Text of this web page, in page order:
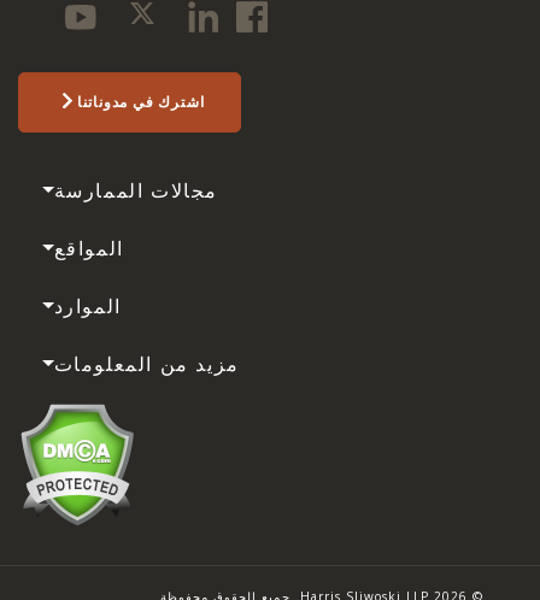
اشترك في مدوناتنا
مجالات الممارسة
المواقع
الموارد
مزيد من المعلومات
© 2026 Harris Sliwoski LLP. جميع الحقوق محفوظة.